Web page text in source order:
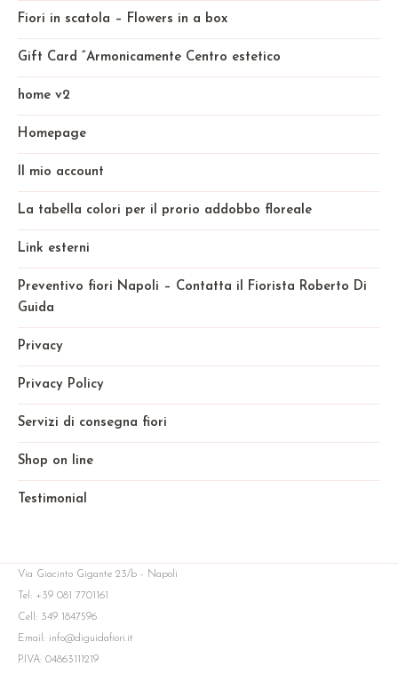
Fiori in scatola – Flowers in a box
Gift Card “Armonicamente Centro estetico
home v2
Homepage
Il mio account
La tabella colori per il prorio addobbo floreale
Link esterni
Preventivo fiori Napoli – Contatta il Fiorista Roberto Di
Guida
Privacy
Privacy Policy
Servizi di consegna fiori
Shop on line
Testimonial
Via Giacinto Gigante 23/b - Napoli
Tel: +39 081 7701161
Cell: 349 1847596
Email: info@diguidafiori.it
P.IVA: 04863111219